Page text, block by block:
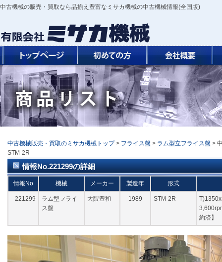
中古機械の販売・買取なら品揃え豊富なミサカ機械の中古機械情報(全国版)
中古機械販売・買取のミサカ機械トップ > フライス盤 > ラム型立フライス盤 >
STM-2R
情報No.221299の詳細
情報No 機械 メーカー 製造年 形式
221299
ラム型フライ
ス盤
大隈豊和 1989 STM-2R
約済】